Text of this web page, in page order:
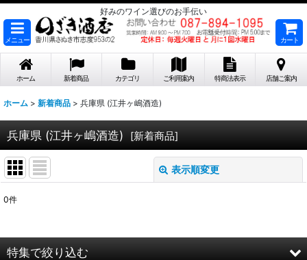
好みのワイン選びのお手伝い
メニュー カート
ホーム 新着商品 カテゴリ ご利用案内 特商法表示 店舗ご案内
ホーム > 新着商品 > 兵庫県 (江井ヶ嶋酒造)
兵庫県 (江井ヶ嶋酒造) [新着商品]
表示順変更
在庫あり
0件
特集で絞り込む